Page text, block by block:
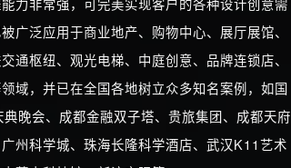
广泛应用于商业地产、购物中心、展厅展馆、
通枢纽、观光电梯、中庭创意、品牌连锁店、
域，并已在全国各地树立众多知名案例，如国
典晚会、成都金融双子塔、贵旅集团、成都天府
州科学城、珠海长隆科学酒店、武汉K11艺术